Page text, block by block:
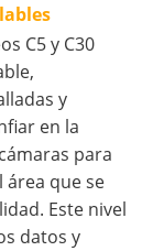
C5 y C30
y
en la
para
área que se
Este nivel
datos y